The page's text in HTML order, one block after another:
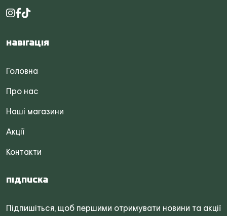
Навігація
Головна
Про нас
Наші магазини
Акції
Контакти
Підписка
Підпишіться, щоб першими отримувати новини та акції